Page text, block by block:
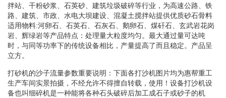
拌站、干粉砂浆、石英砂、建筑垃圾破碎等行业，为高速公路、铁
路、建筑、市政、水电大坝建设、混凝土搅拌站提供优质砂石骨料
适用物料:河卵石、石英石、石灰石、鹅卵石、煤矸石、玄武岩花岗
岩、辉绿岩等产品特点：处理量大粒度均匀。最大通过量可达吨
时，与同等功率下的传统设备相比，产量提高了而且稳定。产品呈
立方。
打砂机的沙子流量参数重要说明：下面各打沙机图片均为惠帮重工
生产车间实景拍摄，不经允许不得擅自转载，使用！设备打沙机设
备也叫细碎机是一种能将各种石头破碎后加工成石子或砂子的机